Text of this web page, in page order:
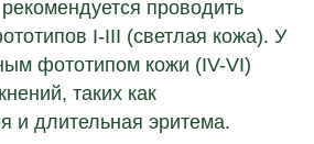
проводить
I-III (светлая кожа). У
фототипом кожи (IV-VI)
таких как
и длительная эритема.